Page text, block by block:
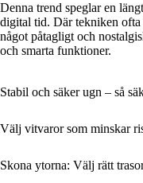
Denna trend speglar en
digital tid. Där tekniken ofta
något påtagligt och
och smarta funktioner.
Stabil och säker ugn – så
Välj vitvaror som minskar
Skona ytorna: Välj rätt